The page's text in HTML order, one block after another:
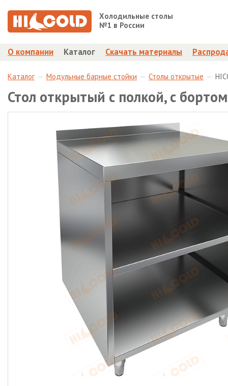
Холодильные столы
№1 в России
О компании Каталог Скачать материалы
Каталог Модульные барные стойки Столы открытые
Стол открытый с полкой, с